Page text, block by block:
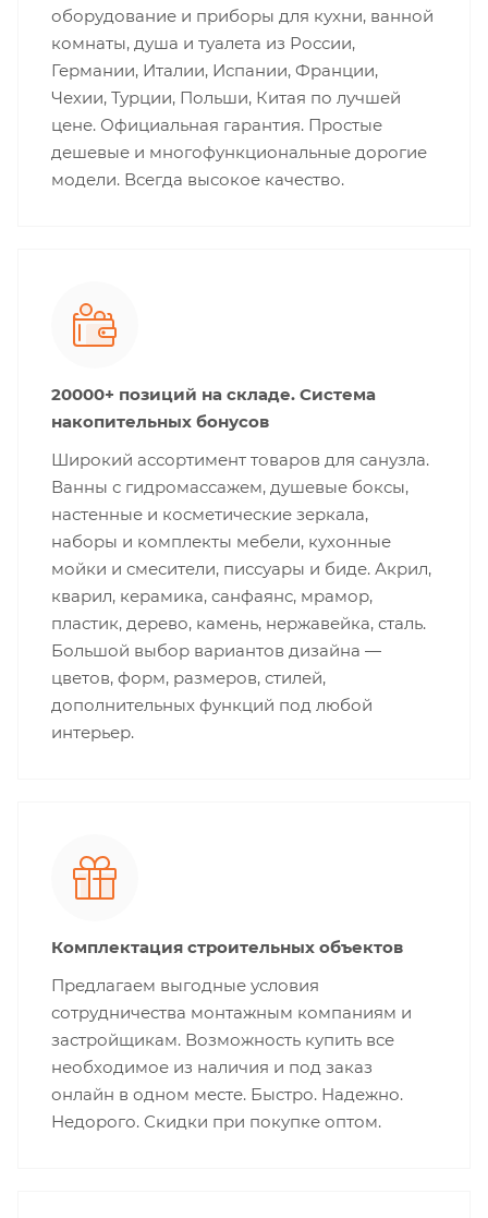
оборудование и приборы для кухни, ванной
комнаты, душа и туалета из России,
Германии, Италии, Испании, Франции,
Чехии, Турции, Польши, Китая по лучшей
цене. Официальная гарантия. Простые
дешевые и многофункциональные дорогие
модели. Всегда высокое качество.
20000+ позиций на складе. Система
накопительных бонусов
Широкий ассортимент товаров для санузла.
Ванны с гидромассажем, душевые боксы,
настенные и косметические зеркала,
наборы и комплекты мебели, кухонные
мойки и смесители, писсуары и биде. Акрил,
кварил, керамика, санфаянс, мрамор,
пластик, дерево, камень, нержавейка, сталь.
Большой выбор вариантов дизайна —
цветов, форм, размеров, стилей,
дополнительных функций под любой
интерьер.
Комплектация строительных объектов
Предлагаем выгодные условия
сотрудничества монтажным компаниям и
застройщикам. Возможность купить все
необходимое из наличия и под заказ
онлайн в одном месте. Быстро. Надежно.
Недорого. Скидки при покупке оптом.